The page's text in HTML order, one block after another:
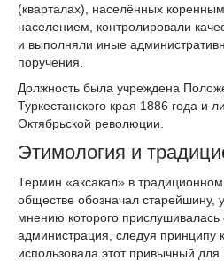
(кварталах), населённых
населением, контролировали
и выполняли иные
поручения.
Должность была учреждена
Туркестанского края 1886 года и
Октябрьской революции.
Этимология и
Термин «аксакал» в
обществе обозначал старейшину,
мнению которого
администрация, следуя принципу
использовала этот привычный